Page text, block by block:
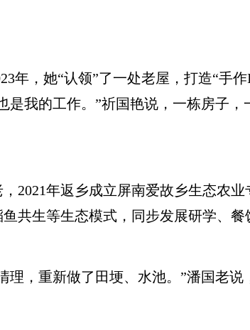
，她“认领”了一处老屋，打造“手
我的工作。”祈国艳说，一栋房子
年返乡成立屏南爱故乡生态农业
共生等生态模式，同步发展研学、餐
，重新做了田埂、水池。”潘国老说